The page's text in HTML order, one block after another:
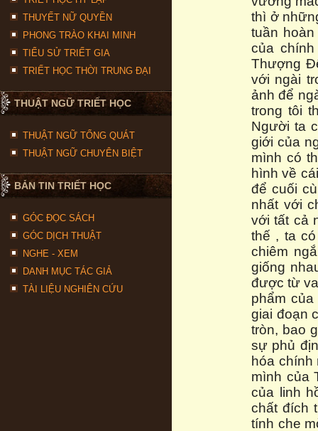
THUYẾT NỮ QUYỀN
PHONG TRÀO KHAI MINH
TIỂU SỬ TRIẾT GIA
TRIẾT HỌC THỜI TRUNG ĐẠI
THUẬT NGỮ TRIẾT HỌC
THUẬT NGỮ TỔNG QUÁT
THUẬT NGỮ CHUYÊN BIỆT
BẢN TIN TRIẾT HỌC
GÓC ĐỌC SÁCH
GÓC DỊCH THUẬT
NGHE - XEM
DANH MỤC TÁC GIẢ
TÀI LIỆU NGHIÊN CỨU
thì ở
tuần
của
Thượng
với ngài
ảnh để
trong tôi
Người ta
giới của
mình có
hình về
để cuối
nhất với
với tất cả
thế , ta
chiêm
giống
được từ
phẩm
giai đoạn
tròn, bao
sự phủ
hóa
mình của
của linh
chất đích
tính che